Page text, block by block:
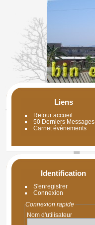
Liens
Retour accueil
50 Derniers Messages
Carnet événements
Identification
S'enregistrer
Connexion
Connexion rapide
Nom d'utilisateur